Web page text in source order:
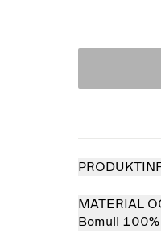
MATERIAL
Bomull 100%